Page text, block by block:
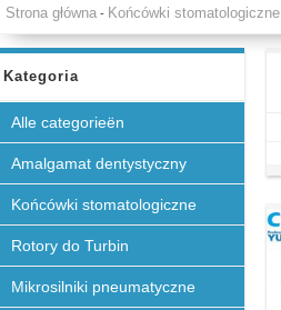
Strona główna - Końcówki stomatologiczne
Kategoria
Alle categorieën
Amalgamat dentystyczny
Końcówki stomatologiczne
Rotory do Turbin
Mikrosilniki pneumatyczne